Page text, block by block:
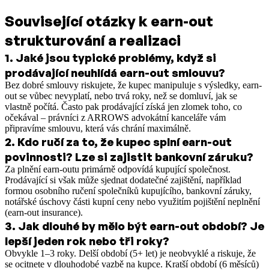
Související otázky k earn-out
strukturování a realizaci
1. Jaké jsou typické problémy, když si
prodávající neuhlídá earn-out smlouvu?
Bez dobré smlouvy riskujete, že kupec manipuluje s výsledky, earn-
out se vůbec nevyplatí, nebo trvá roky, než se domluví, jak se
vlastně počítá. Často pak prodávající získá jen zlomek toho, co
očekával – právníci z ARROWS advokátní kanceláře vám
připravíme smlouvu, která vás chrání maximálně.
2. Kdo ručí za to, že kupec splní earn-out
povinnosti? Lze si zajistit bankovní záruku?
Za plnění earn-outu primárně odpovídá kupující společnost.
Prodávající si však může sjednat dodatečné zajištění, například
formou osobního ručení společníků kupujícího, bankovní záruky,
notářské úschovy části kupní ceny nebo využitím pojištění neplnění
(earn-out insurance).
3. Jak dlouhé by mělo být earn-out období? Je
lepší jeden rok nebo tři roky?
Obvykle 1–3 roky. Delší období (5+ let) je neobvyklé a riskuje, že
se ocitnete v dlouhodobé vazbě na kupce. Kratší období (6 měsíců)